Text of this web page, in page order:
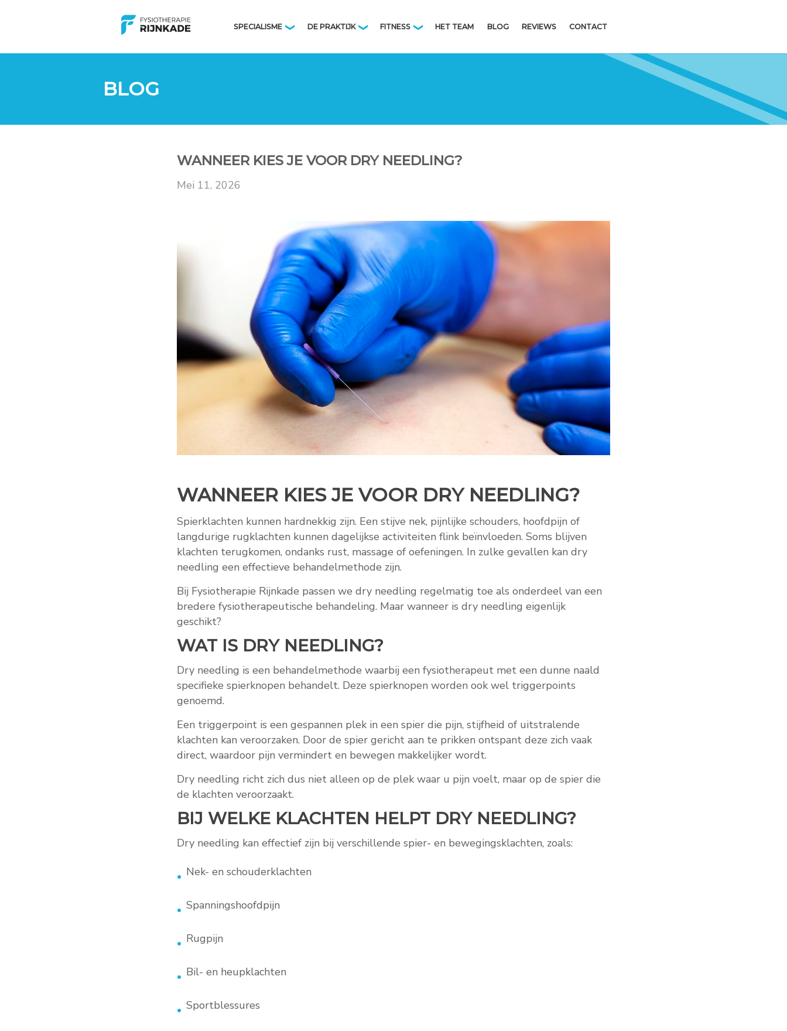
SPECIALISME ❯ DE PRAKTIJK ❯ FITNESS ❯ HET TEAM BLOG REVIEWS CONTACT
BLOG
WANNEER KIES JE VOOR DRY NEEDLING?
mei 11, 2026
WANNEER KIES JE VOOR DRY NEEDLING?
Spierklachten kunnen hardnekkig zijn. Een stijve nek, pijnlijke schouders, hoofdpijn of
langdurige rugklachten kunnen dagelijkse activiteiten flink beïnvloeden. Soms blijven
klachten terugkomen, ondanks rust, massage of oefeningen. In zulke gevallen kan dry
needling een effectieve behandelmethode zijn.
Bij Fysiotherapie Rijnkade passen we dry needling regelmatig toe als onderdeel van een
bredere fysiotherapeutische behandeling. Maar wanneer is dry needling eigenlijk
geschikt?
WAT IS DRY NEEDLING?
Dry needling is een behandelmethode waarbij een fysiotherapeut met een dunne naald
specifieke spierknopen behandelt. Deze spierknopen worden ook wel triggerpoints
genoemd.
Een triggerpoint is een gespannen plek in een spier die pijn, stijfheid of uitstralende
klachten kan veroorzaken. Door de spier gericht aan te prikken ontspant deze zich vaak
direct, waardoor pijn vermindert en bewegen makkelijker wordt.
Dry needling richt zich dus niet alleen op de plek waar u pijn voelt, maar op de spier die
de klachten veroorzaakt.
BIJ WELKE KLACHTEN HELPT DRY NEEDLING?
Dry needling kan effectief zijn bij verschillende spier- en bewegingsklachten, zoals:
Nek- en schouderklachten
Spanningshoofdpijn
Rugpijn
Bil- en heupklachten
Sportblessures